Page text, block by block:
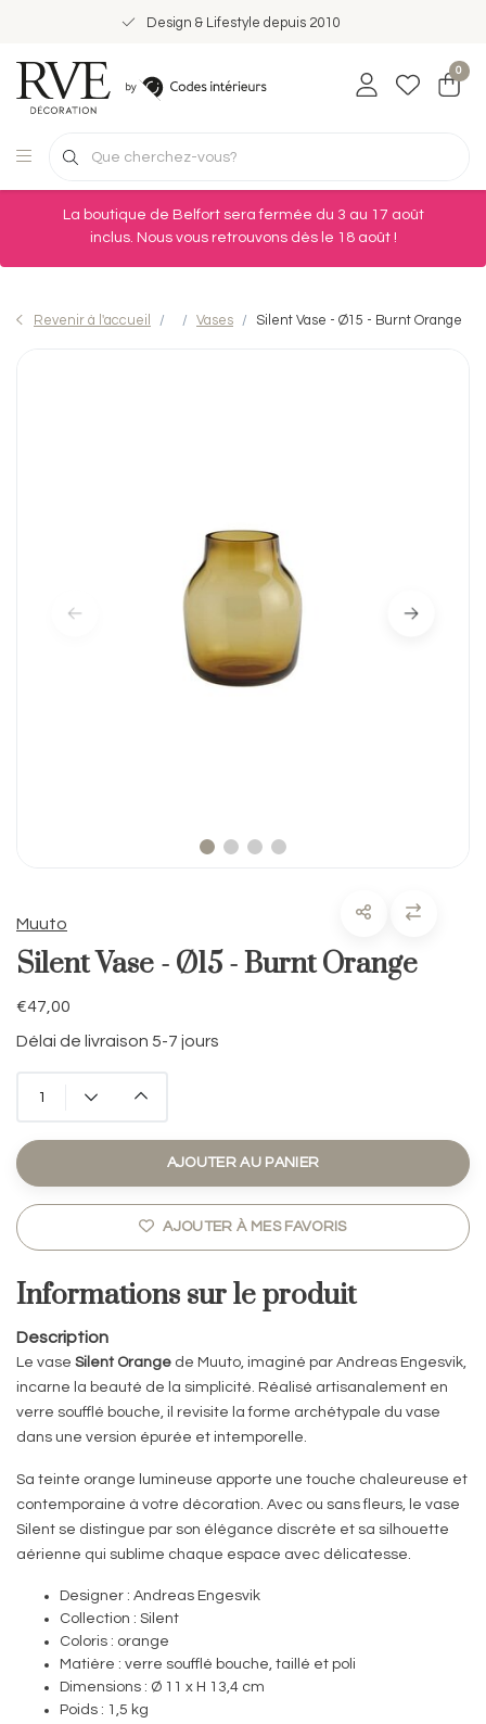
Design & Lifestyle depuis 2010
0
La boutique de Belfort sera fermée du 3 au 17 août
inclus. Nous vous retrouvons dès le 18 août !
Revenir à l'accueil Vases Silent Vase - Ø15 - Burnt Orange
Muuto
Silent Vase - Ø15 - Burnt Orange
€47,00
Délai de livraison 5-7 jours
AJOUTER AU PANIER
AJOUTER À MES FAVORIS
Informations sur le produit
Description
Le vase Silent Orange de Muuto, imaginé par Andreas Engesvik,
incarne la beauté de la simplicité. Réalisé artisanalement en
verre soufflé bouche, il revisite la forme archétypale du vase
dans une version épurée et intemporelle.
Sa teinte orange lumineuse apporte une touche chaleureuse et
contemporaine à votre décoration. Avec ou sans fleurs, le vase
Silent se distingue par son élégance discrète et sa silhouette
aérienne qui sublime chaque espace avec délicatesse.
Designer : Andreas Engesvik
Collection : Silent
Coloris : orange
Matière : verre soufflé bouche, taillé et poli
Dimensions : Ø 11 x H 13,4 cm
Poids : 1,5 kg